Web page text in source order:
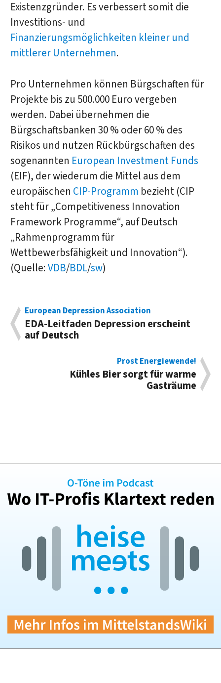
Existenzgründer. Es verbessert somit die
Investitions- und
Finanzierungsmöglichkeiten kleiner und
mittlerer Unternehmen.
Pro Unternehmen können Bürgschaften für
Projekte bis zu 500.000 Euro vergeben
werden. Dabei übernehmen die
Bürgschaftsbanken 30 % oder 60 % des
Risikos und nutzen Rückbürgschaften des
sogenannten European Investment Funds
(EIF), der wiederum die Mittel aus dem
europäischen CIP-Programm bezieht (CIP
steht für „Competitiveness Innovation
Framework Programme“, auf Deutsch
„Rahmenprogramm für
Wettbewerbsfähigkeit und Innovation“).
(Quelle:VDB/BDL/sw)
European Depression Association
EDA-Leitfaden Depression erscheint
auf Deutsch
Prost Energiewende!
Kühles Bier sorgt für warme
Gasträume